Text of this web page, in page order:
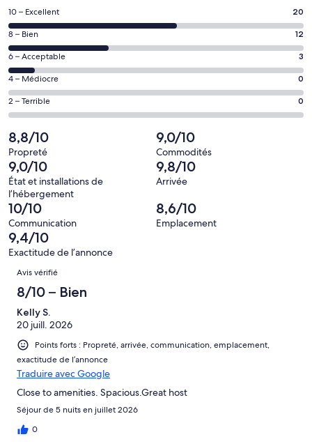
une
nouvelle
fenêtre
Note
de 10
–
Excellent,
d’après
20 avis
sur 35.
10 – Excellent 20
Note
de 8
–
Bien,
d’après
12 avis
8 – Bien 12
Note
de 6
–
Acceptable,
d’après
3 avis
sur 35.
6 – Acceptable 3
Note
de 4
–
d’après
0 avis
sur 35.
4 – Médiocre 0
Note
de 2
–
Terrible,
d’après
0 avis
sur 35.
2 – Terrible 0
8,8/10
Propreté
9,0/10
Commodités
9,0/10
État et installations de
l’hébergement
9,8/10
Arrivée
10/10
Communication
8,6/10
Emplacement
9,4/10
Exactitude de l’annonce
Avis
Avis vérifié
8/10 – Bien
Kelly S.
20 juill. 2026
Points forts : Propreté, arrivée, communication, emplacement,
exactitude de l’annonce
Traduire avec Google
Close to amenities. Spacious.Great host
Séjour de 5 nuits en juillet 2026
0